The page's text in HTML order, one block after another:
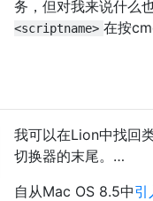
务，但对我来说什么
<scriptname> 在按
我可以在Lion中找回
切换器的末尾。…
自从Mac OS 8.5中